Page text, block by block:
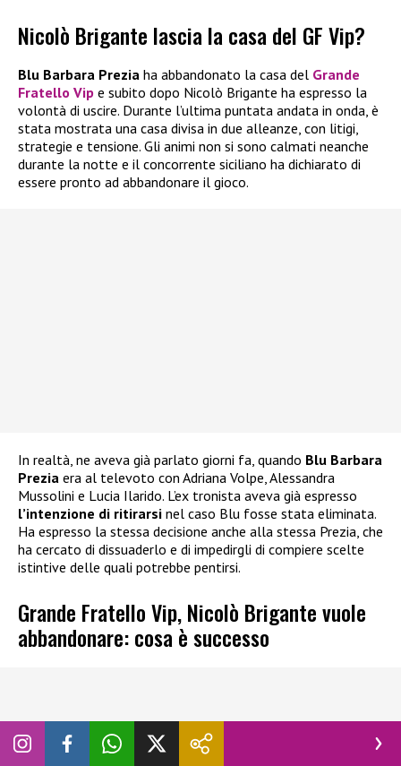
Nicolò Brigante lascia la casa del GF Vip?
Blu Barbara Prezia ha abbandonato la casa del Grande
Fratello Vip e subito dopo Nicolò Brigante ha espresso la
volontà di uscire. Durante l’ultima puntata andata in onda, è
stata mostrata una casa divisa in due alleanze, con litigi,
strategie e tensione. Gli animi non si sono calmati neanche
durante la notte e il concorrente siciliano ha dichiarato di
essere pronto ad abbandonare il gioco.
In realtà, ne aveva già parlato giorni fa, quando Blu Barbara
Prezia era al televoto con Adriana Volpe, Alessandra
Mussolini e Lucia Ilarido. L’ex tronista aveva già espresso
l’intenzione di ritirarsi nel caso Blu fosse stata eliminata.
Ha espresso la stessa decisione anche alla stessa Prezia, che
ha cercato di dissuaderlo e di impedirgli di compiere scelte
istintive delle quali potrebbe pentirsi.
Grande Fratello Vip, Nicolò Brigante vuole
abbandonare: cosa è successo